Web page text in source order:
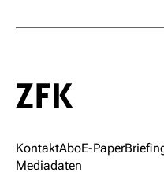
KontaktAboE-Paper
Mediadaten